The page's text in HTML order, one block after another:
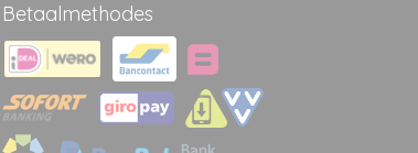
Betaalmethodes